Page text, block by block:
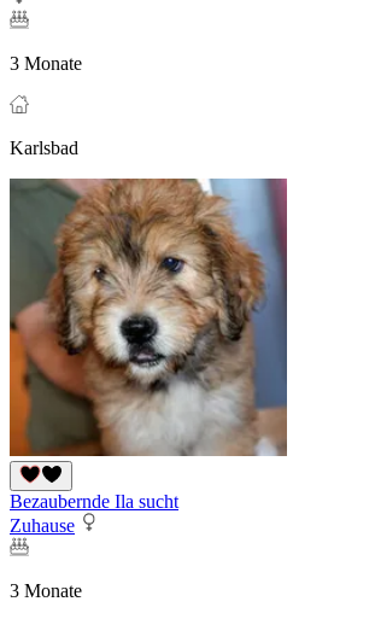
3 Monate
Karlsbad
Bezaubernde Ila sucht
Zuhause
3 Monate